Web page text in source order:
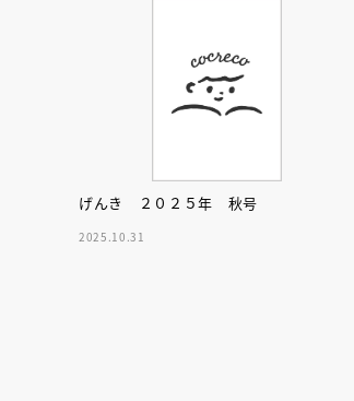
げんき ２０２５年 秋号
2025.10.31